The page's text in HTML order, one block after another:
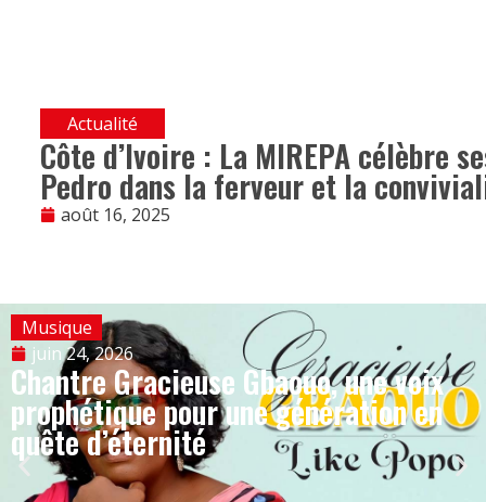
Actualité
Côte d’Ivoire : La MIREPA célèbre
Pedro dans la ferveur et la
août 16, 2025
Musique
juin 24, 2026
Chantre Gracieuse Gbaouo, une voix
prophétique pour une génération en
quête d’éternité